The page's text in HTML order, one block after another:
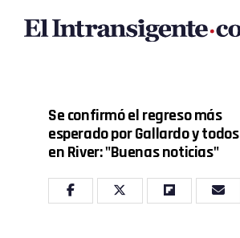
Se confirmó el regreso más
esperado por Gallardo y todos
en River: "Buenas noticias"